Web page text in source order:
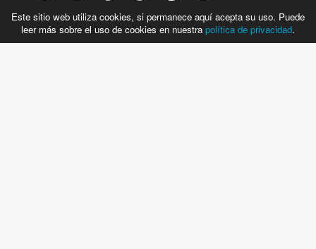
Este sitio web utiliza cookies, si permanece aquí acepta su uso. Puede
leer más sobre el uso de cookies en nuestra política de privacidad.